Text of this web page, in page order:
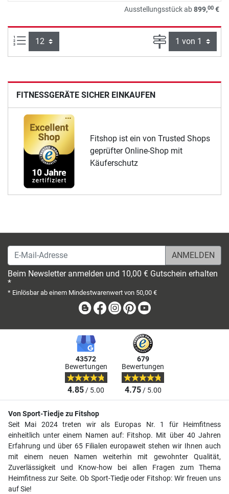
Ausstellungsstück ab899,00 €
Artikel pro Seite: Seite
FITNESSGERÄTE SICHER EINKAUFEN
Fitshop ist ein von Trusted Shops
geprüfter Online-Shop mit
Käuferschutz
E-Mail-Adresse
Beim Newsletter anmelden und 10,00 € Gutschein erhalten
*
* Einlösbar ab einem Mindestwarenwert von 50,00 €
BlogFacebook
Instagram
Pinterest
43572
Bewertungen
4.85/ 5.00
679
Bewertungen
4.75/ 5.00
Von Sport-Tiedje zu Fitshop
Seit Mai 2024 treten wir als Europas Nr. 1 für Heimfitness
einheitlich unter einem Namen auf: Fitshop. Mit über 40 Jahren
Erfahrung und über 65 Filialen europaweit stehen wir Ihnen auch
mit einem neuen Namen weiterhin mit gewohnter Qualität,
Zuverlässigkeit und Know-how bei allen Fragen zum Thema
Heimfitness zur Seite. Ob Sport-Tiedje oder Fitshop: Wir freuen uns
auf Sie!